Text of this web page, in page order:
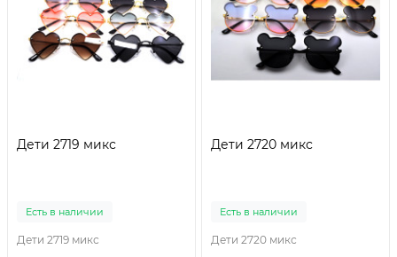
Дети 2719 микс
Есть в наличии
Дети 2719 микс
Дети 2720 микс
Есть в наличии
Дети 2720 микс